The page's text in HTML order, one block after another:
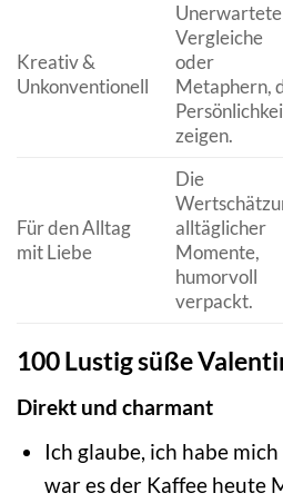
Kreativ &
Unkonventionell
Unerwartete
Vergleiche
oder
Metaphern,
zeigen.
Für den Alltag
mit Liebe
Die
alltäglicher
Momente,
humorvoll
verpackt.
100 Lustig süße
Direkt und charmant
Ich glaube, ich habe
war es der Kaffee heute